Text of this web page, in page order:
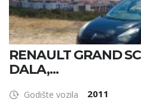
RENAULT GRAND
DALA,...
Godište vozila 2011